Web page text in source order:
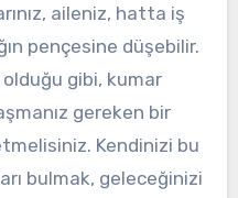
aileniz, hatta iş
pençesine düşebilir.
olduğu gibi, kumar
gereken bir
Kendinizi bu
bulmak, geleceğinizi